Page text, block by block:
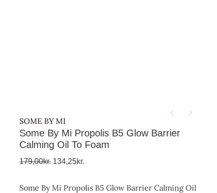
SOME BY MI
Some By Mi Propolis B5 Glow Barrier
Calming Oil To Foam
179,00kr. 134,25kr.
Some By Mi Propolis B5 Glow Barrier Calming Oil